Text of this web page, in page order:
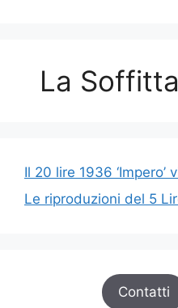
La
Il 20 lire 1936 ‘Impero’
Le riproduzioni del 5
Contatti